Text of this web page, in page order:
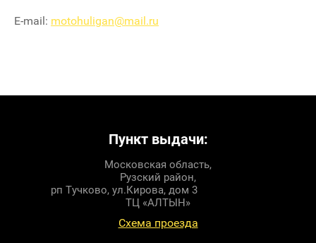
E-mail: motohuligan@mail.ru
Пункт выдачи:
Московская область,
Рузский район,
рп Тучково, ул.Кирова, дом 3
ТЦ «АЛТЫН»
Схема проезда